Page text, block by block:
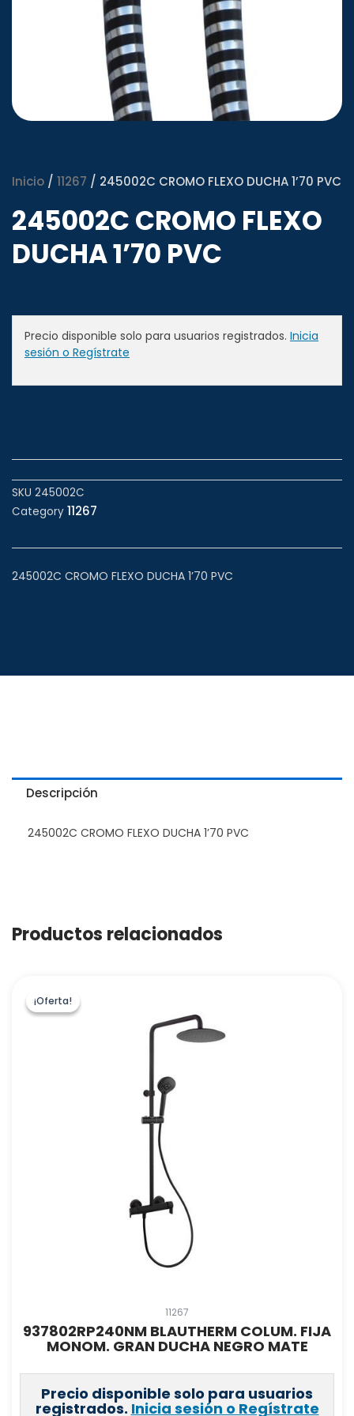
Inicio / 11267 / 245002C CROMO FLEXO DUCHA 1’70 PVC
245002C CROMO FLEXO
DUCHA 1’70 PVC
Precio disponible solo para usuarios registrados. Inicia
sesión o Regístrate
SKU 245002C
Category 11267
245002C CROMO FLEXO DUCHA 1’70 PVC
Descripción
245002C CROMO FLEXO DUCHA 1’70 PVC
Productos relacionados
¡Oferta!
¡Oferta!
11267
937802RP240NM BLAUTHERM COLUM. FIJA
MONOM. GRAN DUCHA NEGRO MATE
Precio disponible solo para usuarios
registrados. Inicia sesión o Regístrate